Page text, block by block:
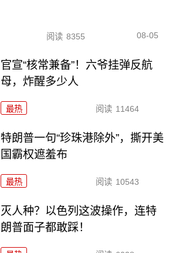
阅读 8355 08-05
官宣“核常兼备”！六爷挂弹反航
母，炸醒多少人
最热 阅读 11464
特朗普一句“珍珠港除外”，撕开美
国霸权遮羞布
最热 阅读 10543
灭人种？以色列这波操作，连特
朗普面子都敢踩！